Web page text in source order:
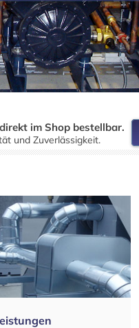
im Shop bestellbar.
und Zuverlässigkeit.